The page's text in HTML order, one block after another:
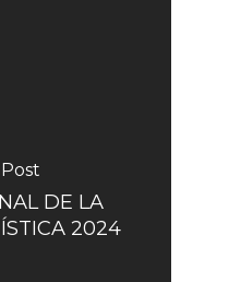
DE LA
2024